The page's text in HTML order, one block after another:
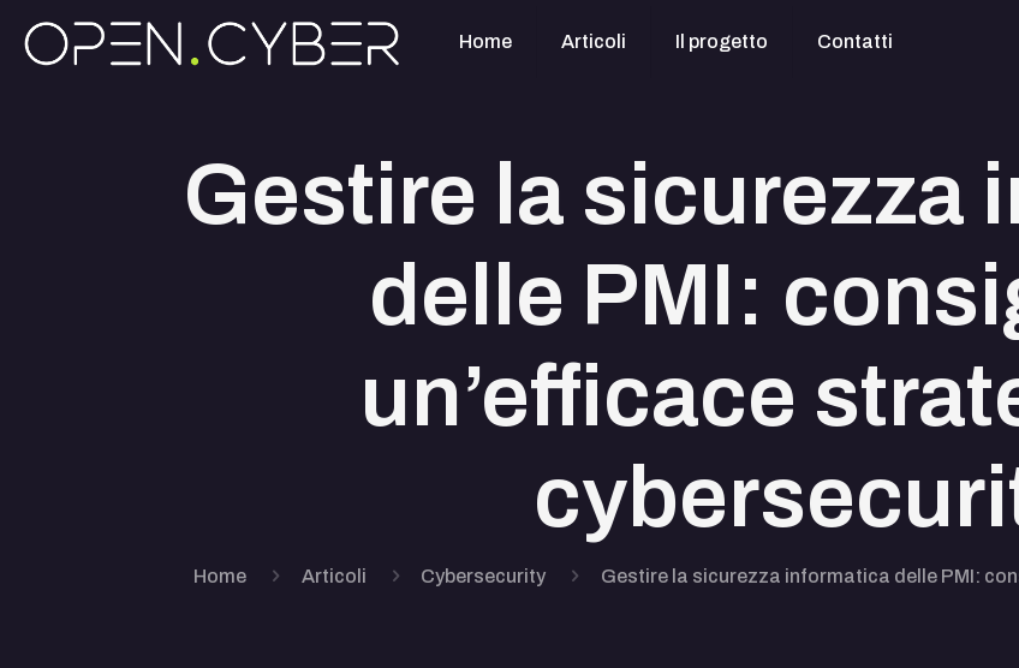
Home Articoli Il progetto Contatti
Gestire la sicurezza
delle PMI:
un’efficace
Home Articoli Cybersecurity Gestire la sicurezza informatica delle PMI: